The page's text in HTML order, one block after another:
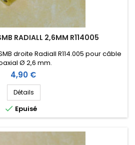
RADIALL 2,6MM R114005
droite Radiall R114.005 pour câble
Ø 2,6 mm.
Prix
4,90 €
Détails
 Epuisé